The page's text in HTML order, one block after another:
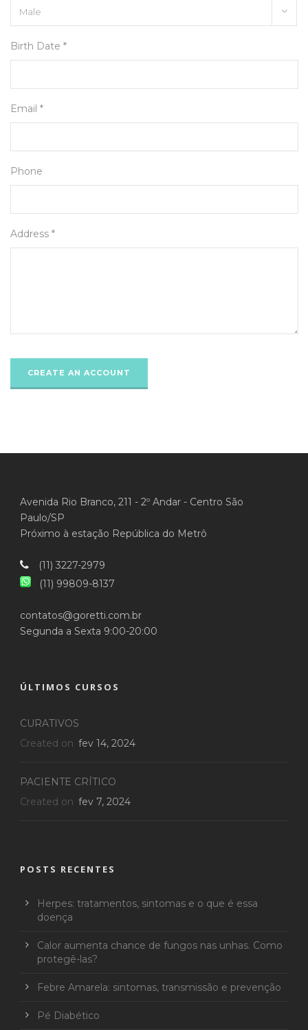
Birth Date *
Email *
Phone
Address *
Avenida Rio Branco, 211 - 2º Andar - Centro São
Paulo/SP
Próximo à estação República do Metrô
(11) 3227-2979
(11) 99809-8137
contatos@goretti.com.br
Segunda a Sexta 9:00-20:00
ÚLTIMOS CURSOS
CURATIVOS
Created on fev 14, 2024
PACIENTE CRÍTICO
Created on fev 7, 2024
POSTS RECENTES
Herpes: tratamentos, sintomas e o que é essa
doença
Calor aumenta chance de fungos nas unhas. Como
protegê-las?
Febre Amarela: sintomas, transmissão e prevenção
Pé Diabético